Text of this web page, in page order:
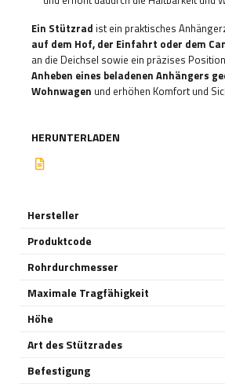
Ein Stützrad ist ein praktisches
auf dem Hof, der Einfahrt oder dem
an die Deichsel sowie ein präzises
Anheben eines beladenen Anhängers
Wohnwagen und erhöhen Komfort und
HERUNTERLADEN
Hersteller
Produktcode
Rohrdurchmesser
Maximale Tragfähigkeit
Höhe
Art des Stützrades
Befestigung